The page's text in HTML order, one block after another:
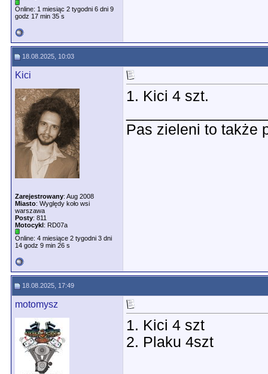
Online: 1 miesiąc 2 tygodni 6 dni 9
godz 17 min 35 s
18.08.2025, 10:03
Kici
Zarejestrowany: Aug 2008
Miasto: Wyględy koło wsi
warszawa
Posty: 811
Motocykl: RD07a
Online: 4 miesiące 2 tygodni 3 dni
14 godz 9 min 26 s
1. Kici 4 szt.
Pas zieleni to także
18.08.2025, 17:49
motomysz
1. Kici 4 szt
2. Plaku 4szt